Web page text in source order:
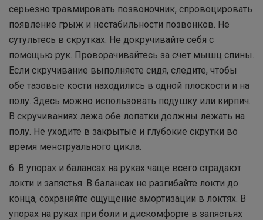
серьезно травмировать позвоночник, спровоцировать
появление грыж и нестабильности позвонков. Не
сутультесь в скрутках. Не докручивайте себя с
помощью рук. Проворачивайтесь за счет мышц спины.
Если скручивание выполняете сидя, следите, чтобы
обе тазовые кости находились в одной плоскости и на
полу. Здесь можно использовать подушку или кирпич.
В скручиваниях лежа обе лопатки должны лежать на
полу. Не уходите в закрытые и глубокие скрутки во
время менструального цикла.
6. В упорах и балансах на руках чаще всего страдают
локти и запястья. В балансах не разгибайте локти до
конца, сохраняйте ощущение амортизации в локтях. В
упорах на руках при боли и дискомфорте в запястьях